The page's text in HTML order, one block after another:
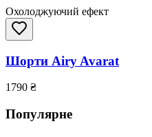
Охолоджуючий ефект
Шорти Airy Avarat
1790 ₴
Популярне